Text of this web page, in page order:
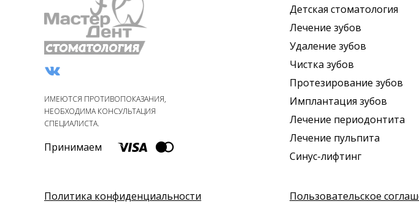
Детская стоматология
Лечение зубов
Удаление зубов
Чистка зубов
Протезирование зубов
Имплантация зубов
Лечение периодонтита
Лечение пульпита
Синус-лифтинг
ИМЕЮТСЯ ПРОТИВОПОКАЗАНИЯ,
НЕОБХОДИМА КОНСУЛЬТАЦИЯ
СПЕЦИАЛИСТА.
Принимаем
Политика конфиденциальности Пользовательское